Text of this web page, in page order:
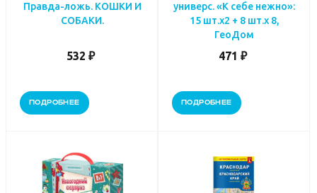
Правда-ложь. КОШКИ И
СОБАКИ.
532 ₽
ПОДРОБНЕЕ
универс. «К себе нежно»:
15 шт.х2 + 8 шт.х 8,
ГеоДом
471 ₽
ПОДРОБНЕЕ